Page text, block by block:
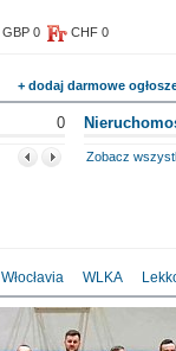
GBP 0 CHF 0
+ dodaj darmowe
0
Zobacz
Włocłavia WLKA